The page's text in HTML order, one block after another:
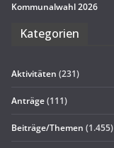
Kom­mu­nal­wahl 2026
Kate­go­rien
Aktivitäten (231)
Anträge(111)
Beiträge/Themen (1.455)